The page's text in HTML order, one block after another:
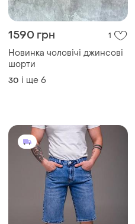
1290 грн 1
Чоловічі джинсові
подовжені сині шорти
30 і ще